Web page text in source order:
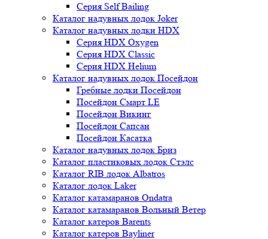
Серия Self Bailing
Каталог надувных лодок Joker
Каталог надувных лодки HDX
Серия HDX Oxygen
Серия HDX Classic
Серия HDX Helium
Каталог надувных лодок Посейдон
Гребные лодки Посейдон
Посейдон Смарт LE
Посейдон Викинг
Посейдон Сапсан
Посейдон Касатка
Каталог надувных лодок Бриз
Каталог пластиковых лодок Стэлс
Каталог RIB лодок Albatros
Каталог лодок Laker
Каталог катамаранов Ondatra
Каталог катамаранов Вольный Ветер
Каталог катеров Barents
Каталог катеров Bayliner